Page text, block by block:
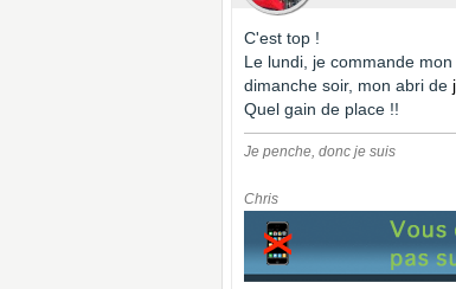
C'est top !
Le lundi, je commande mon
dimanche soir, mon abri de
Quel gain de place !!
Je penche, donc je suis
Chris